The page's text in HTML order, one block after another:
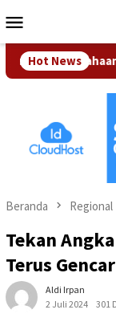
ke
kontenMobile
Hot News
Perusahaan
Beranda Regional
Tekan
Terus
Aldi Irpan
2 Juli 2024
301